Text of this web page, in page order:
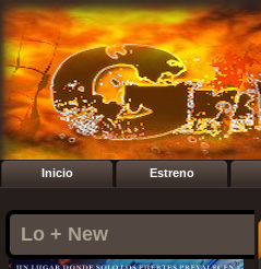
Inicio Estreno
Lo + New